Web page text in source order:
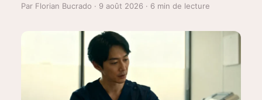
Par Florian Bucrado · 9 août 2026 · 6 min de lecture